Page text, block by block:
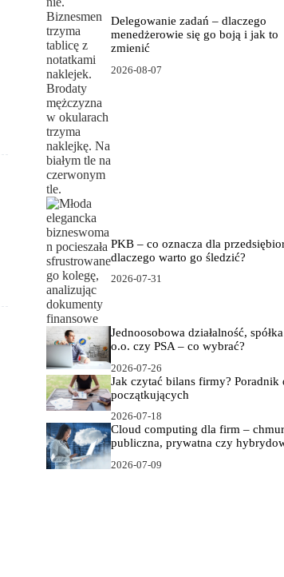
Delegowanie zadań – dlaczego
menedżerowie się go boją i jak to
zmienić
2026-08-07
PKB – co oznacza dla
dlaczego warto go śledzić?
2026-07-31
Jednoosobowa działalność,
o.o. czy PSA – co wybrać?
2026-07-26
Jak czytać bilans firmy? Poradnik
początkujących
2026-07-18
Cloud computing dla firm –
publiczna, prywatna czy
2026-07-09